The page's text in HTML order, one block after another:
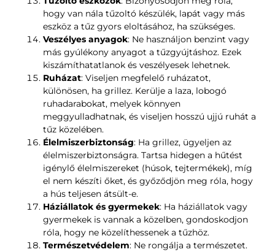
hogy van nála tűzoltó készülék, lapát vagy más
eszköz a tűz gyors eloltásához, ha szükséges.
Veszélyes anyagok: Ne használjon benzint vagy
más gyúlékony anyagot a tűzgyújtáshoz. Ezek
kiszámíthatatlanok és veszélyesek lehetnek.
Ruházat: Viseljen megfelelő ruházatot,
különösen, ha grillez. Kerülje a laza, lobogó
ruhadarabokat, melyek könnyen
meggyulladhatnak, és viseljen hosszú ujjú ruhát a
tűz közelében.
Élelmiszerbiztonság: Ha grillez, ügyeljen az
élelmiszerbiztonságra. Tartsa hidegen a hűtést
igénylő élelmiszereket (húsok, tejtermékek), míg
el nem készíti őket, és győződjön meg róla, hogy
a hús teljesen átsült-e.
Háziállatok és gyermekek: Ha háziállatok vagy
gyermekek is vannak a közelben, gondoskodjon
róla, hogy ne közelíthessenek a tűzhöz.
Természetvédelem: Ne rongálja a természetet.